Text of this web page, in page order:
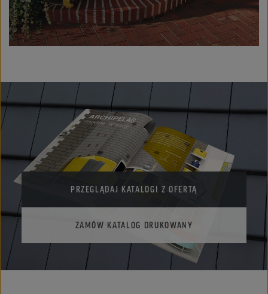
PRZEGLĄDAJ KATALOGI Z OFERTĄ
ZAMÓW KATALOG DRUKOWANY